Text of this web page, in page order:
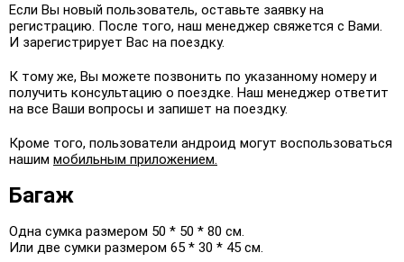
Если Вы новый пользователь, оставьте заявку на
регистрацию. После того, наш менеджер свяжется с Вами.
И зарегистрирует Вас на поездку.
К тому же, Вы можете позвонить по указанному номеру и
получить консультацию о поездке. Наш менеджер ответит
на все Ваши вопросы и запишет на поездку.
Кроме того, пользователи андроид могут воспользоваться
нашим мобильным приложением.
Багаж
Одна сумка размером 50 * 50 * 80 см.
Или две сумки размером 65 * 30 * 45 см.